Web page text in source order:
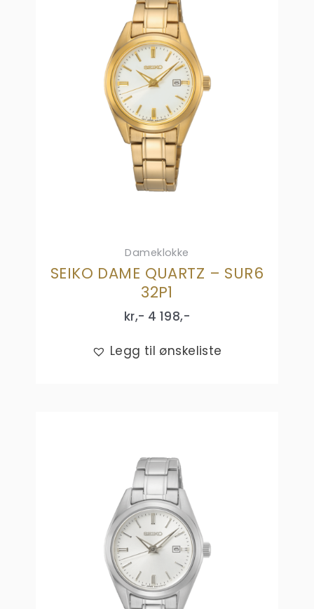
Dameklokke
SEIKO DAME QUARTZ – SUR6
32P1
kr,- 4 198,-
Legg til ønskeliste